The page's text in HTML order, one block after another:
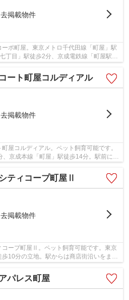
掲載物件
ポ町屋。東京メトロ千代田線「町屋」駅
丁目」駅徒歩2分、京成電鉄線「町屋駅」
地で周辺はスーパ...
ート町屋コルディアル
掲載物件
屋コルディアル。ペット飼育可能です。
京成本線「町屋」駅徒歩14分。駅前には
ティコープ町屋Ⅱ
掲載物件
コープ町屋Ⅱ。ペット飼育可能です。東京
10分の立地。駅からは商店街沿いをまっ
パレス町屋